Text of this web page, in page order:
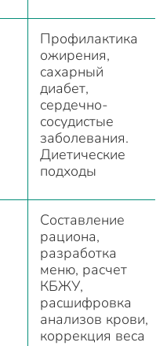
Профилактика
ожирения,
сахарный
диабет,
сердечно-
сосудистые
заболевания.
Диетические
подходы
Составление
рациона,
разработка
меню, расчет
КБЖУ,
расшифровка
анализов крови,
коррекция веса